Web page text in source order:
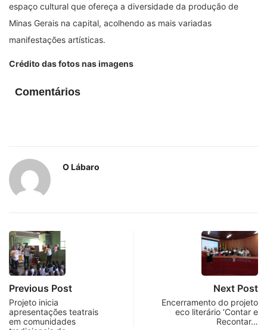
espaço cultural que ofereça a diversidade da produção de
Minas Gerais na capital, acolhendo as mais variadas
manifestações artísticas.
Crédito das fotos nas imagens
Comentários
O Lábaro
Previous Post
Projeto inicia
apresentações teatrais
em comunidades
Next Post
Encerramento do projeto
eco literário ‘Contar e
Recontar…